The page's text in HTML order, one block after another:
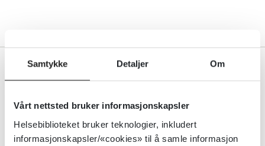
Samtykke Detaljer Om
Vårt nettsted bruker informasjonskapsler
Helsebiblioteket bruker teknologier, inkludert
informasjonskapsler/«cookies» til å samle informasjon
Kim Kristoffer Dysthe